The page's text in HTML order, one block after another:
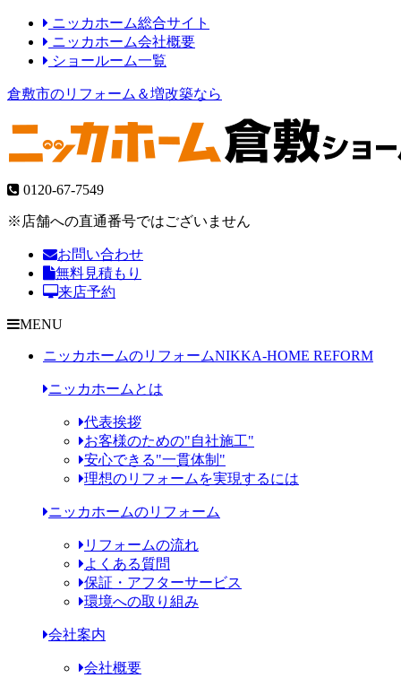
ニッカホーム総合サイト
ニッカホーム会社概要
ショールーム一覧
倉敷市のリフォーム＆増改築なら
0120-67-7549
※店舗への直通番号ではございません
お問い合わせ
無料見積もり
来店予約
MENU
ニッカホームのリフォームNIKKA-HOME REFORM
ニッカホームとは
代表挨拶
お客様のための"自社施工"
安心できる"一貫体制"
理想のリフォームを実現するには
ニッカホームのリフォーム
リフォームの流れ
よくある質問
保証・アフターサービス
環境への取り組み
会社案内
会社概要